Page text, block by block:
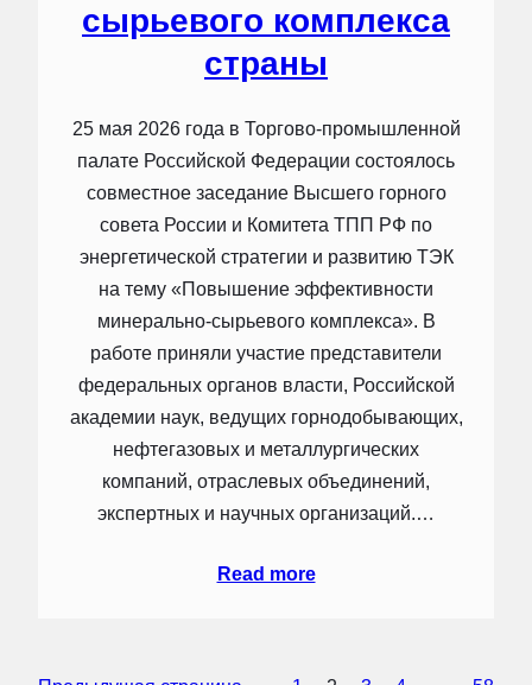
сырьевого комплекса
страны
25 мая 2026 года в Торгово-промышленной
палате Российской Федерации состоялось
совместное заседание Высшего горного
совета России и Комитета ТПП РФ по
энергетической стратегии и развитию ТЭК
на тему «Повышение эффективности
минерально-сырьевого комплекса». В
работе приняли участие представители
федеральных органов власти, Российской
академии наук, ведущих горнодобывающих,
нефтегазовых и металлургических
компаний, отраслевых объединений,
экспертных и научных организаций.…
Read more